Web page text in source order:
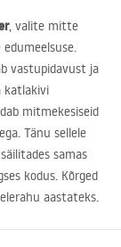
, valite mitte
vastupidavust ja
katlakivi
mitmekesiseid
Tänu sellele
samas
kodus. Kõrged
aastateks.